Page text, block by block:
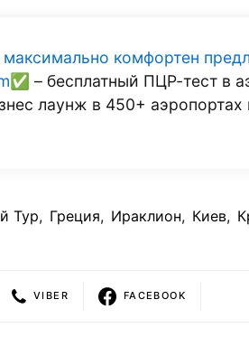
комфортен
– бесплатный ПЦР-тест в
лаунж в 450+ аэропортах
Тур, Греция, Ираклион, Киев,
VIBER FACEBOOK